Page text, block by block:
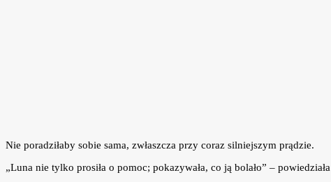
Nie poradziłaby sobie sama, zwłaszcza przy coraz silniejszym prądzie.
„Luna nie tylko prosiła o pomoc; pokazywała, co ją bolało” –